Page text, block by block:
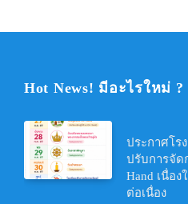
Hot News! มีอะไรใหม่ ?
ประกาศโร
ปรับการจัด
Hand เนื่อ
ต่อเนื่อง